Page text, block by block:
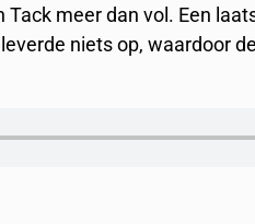
meer dan vol. Een
leverde niets op, waardoor